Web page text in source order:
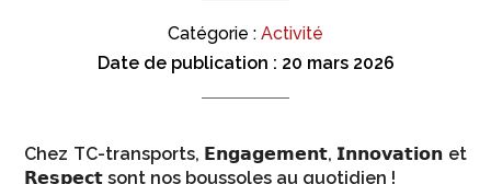
Catégorie : Activité
Date de publication : 20 mars 2026
Chez TC-transports, 𝗘𝗻𝗴𝗮𝗴𝗲𝗺𝗲𝗻𝘁, 𝗜𝗻𝗻𝗼𝘃𝗮𝘁𝗶𝗼𝗻 et
𝗥𝗲𝘀𝗽𝗲𝗰𝘁 sont nos boussoles au quotidien !